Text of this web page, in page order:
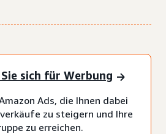
sich für Werbung
Ads, die Ihnen dabei
zu steigern und Ihre
zu erreichen.